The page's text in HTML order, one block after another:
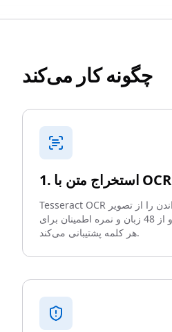
چگونه کار می‌کند
1. استخراج متن با OCR
Tesseract OCR تمام متن‌های قابل خواندن را از تصویر
شما استخراج می‌کند و از 48 زبان و نمره اطمینان برای
هر کلمه پشتیبانی می‌کند.